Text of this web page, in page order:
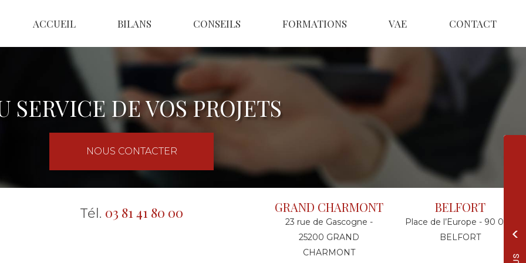
ACCUEIL BILANS CONSEILS FORMATIONS VAE CONTACT
SERVICE DE VOS PROJETS
NOUS CONTACTER
Tél. 03 81 41 80 00 GRAND CHARMONT
23 rue de Gascogne -
25200 GRAND
CHARMONT
BELFORT
Place de l’Europe - 90 000
BELFORT